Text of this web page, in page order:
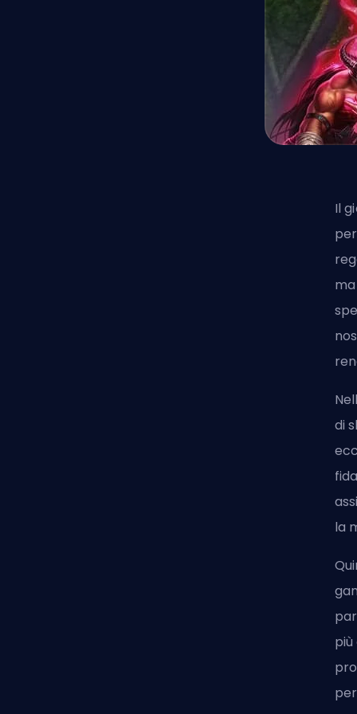
Il
di
la